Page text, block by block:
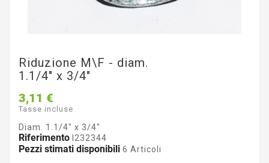
Riduzione M\F - diam.
1.1/4" x 3/4"
3,11 €
Tasse incluse
Diam. 1.1/4" x 3/4"
Riferimento I232344
Pezzi stimati disponibili 6 Articoli